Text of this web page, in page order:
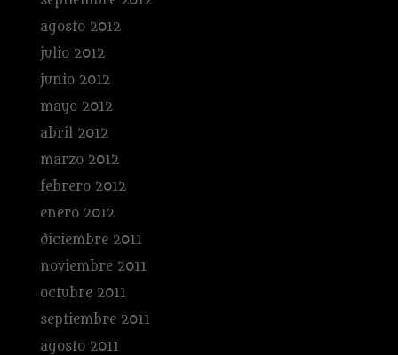
agosto 2012
julio 2012
junio 2012
mayo 2012
abril 2012
marzo 2012
febrero 2012
enero 2012
diciembre 2011
noviembre 2011
octubre 2011
septiembre 2011
agosto 2011